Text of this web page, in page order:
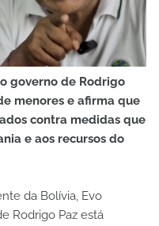
governo de Rodrigo
menores e afirma que
contra medidas que
e aos recursos do
da Bolívia, Evo
Rodrigo Paz está